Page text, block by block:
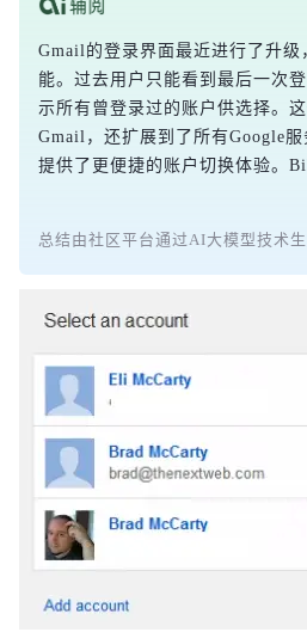
Gmail的登录界面最近进行了升级
能。过去用户只能看到最后一次
示所有曾登录过的账户供选择。
Gmail，还扩展到了所有Google
提供了更便捷的账户切换体验。
总结由社区平台通过AI大模型技术